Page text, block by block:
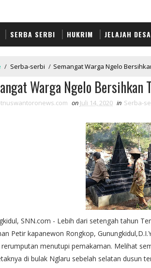
SERBA SERBI HUKRIM JELAJAH DESA
/ Serba-serbi / Semangat Warga Ngelo
Warga Ngelo Bersihkan
on Juli 14, 2020 in Serba-
SNN.com - Lebih dari setengah tahun
Petir kapanewon Rongkop,
rerumputan menutupi pemakaman. Melihat
di bulak Nglaru sebelah selatan dusun